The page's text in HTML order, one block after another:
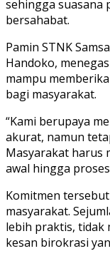
sehingga suasana
bersahabat.
Pamin STNK
Handoko,
mampu
bagi masyarakat.
“Kami berupaya
akurat, namun
Masyarakat harus
awal hingga
Komitmen
masyarakat.
lebih praktis, tidak
kesan birokrasi